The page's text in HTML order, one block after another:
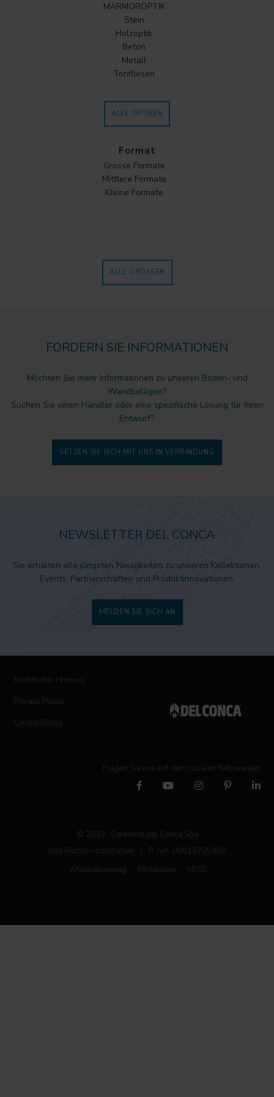
MARMOROPTIK
Stein
Holzoptik
Beton
Metall
Tonfliesen
ALLE OPTIKEN
Format
Grosse Formate
Mittlere Formate
Kleine Formate
ALLE GRÖSSEN
FORDERN SIE INFORMATIONEN
Möchten Sie mehr Informationen zu unseren Boden- und
Wandbelägen?
Suchen Sie einen Händler oder eine spezifische Lösung für Ihren
Entwurf?
SETZEN SIE SICH MIT UNS IN VERBINDUNG
NEWSLETTER DEL CONCA
Sie erhalten alle jüngsten Neuigkeiten zu unseren Kollektionen,
Events, Partnerschaften und Produktinnovationen.
MELDEN SIE SICH AN
Rechtlicher Hinweis
Privacy Policy
Cookie Policy
Folgen Sie uns auf den sozialen Netzwerken
© 2019 Ceramica del Conca Spa
Alle Rechte vorbehalten
P. IVA 00819720400
Whistleblowing
Ethikkodex MOG